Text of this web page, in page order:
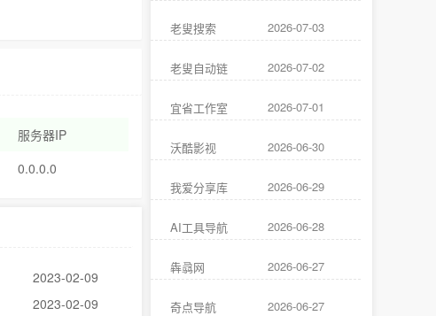
服务器IP
0.0.0.0
2023-02-09
2023-02-09
老叟搜索 2026-07-03
老叟自动链 2026-07-02
宜省工作室 2026-07-01
沃酷影视 2026-06-30
我爱分享库 2026-06-29
AI工具导航 2026-06-28
犇骉网 2026-06-27
奇点导航 2026-06-27